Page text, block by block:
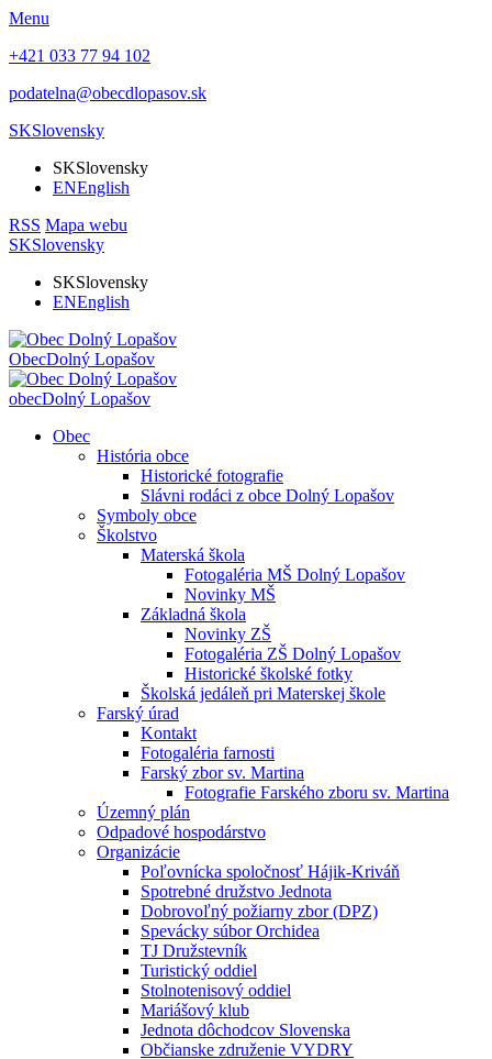
Menu
+421 033 77 94 102
podatelna@obecdlopasov.sk
SKSlovensky
SKSlovensky
ENEnglish
RSS Mapa webu
SKSlovensky
SKSlovensky
ENEnglish
ObecDolný Lopašov
obecDolný Lopašov
Obec
História obce
Historické fotografie
Slávni rodáci z obce Dolný Lopašov
Symboly obce
Školstvo
Materská škola
Fotogaléria MŠ Dolný Lopašov
Novinky MŠ
Základná škola
Novinky ZŠ
Fotogaléria ZŠ Dolný Lopašov
Historické školské fotky
Školská jedáleň pri Materskej škole
Farský úrad
Kontakt
Fotogaléria farnosti
Farský zbor sv. Martina
Fotografie Farského zboru sv. Martina
Územný plán
Odpadové hospodárstvo
Organizácie
Poľovnícka spoločnosť Hájik-Kriváň
Spotrebné družstvo Jednota
Dobrovoľný požiarny zbor (DPZ)
Spevácky súbor Orchidea
TJ Družstevník
Turistický oddiel
Stolnotenisový oddiel
Mariášový klub
Jednota dôchodcov Slovenska
Občianske združenie VYDRY